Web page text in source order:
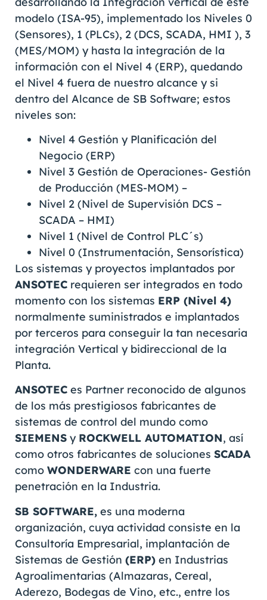
modelo (ISA-95), implementado los Niveles 0
(Sensores), 1 (PLCs), 2 (DCS, SCADA, HMI ), 3
(MES/MOM) y hasta la integración de la
información con el Nivel 4 (ERP), quedando
el Nivel 4 fuera de nuestro alcance y si
dentro del Alcance de SB Software; estos
niveles son:
Nivel 4 Gestión y Planificación del
Negocio (ERP)
Nivel 3 Gestión de Operaciones- Gestión
de Producción (MES-MOM) –
Nivel 2 (Nivel de Supervisión DCS –
SCADA – HMI)
Nivel 1 (Nivel de Control PLC´s)
Nivel 0 (Instrumentación, Sensorística)
Los sistemas y proyectos implantados por
ANSOTEC requieren ser integrados en todo
momento con los sistemas ERP (Nivel 4)
normalmente suministrados e implantados
por terceros para conseguir la tan necesaria
integración Vertical y bidireccional de la
Planta.
ANSOTEC es Partner reconocido de algunos
de los más prestigiosos fabricantes de
sistemas de control del mundo como
SIEMENS y ROCKWELL AUTOMATION, así
como otros fabricantes de soluciones SCADA
como WONDERWARE con una fuerte
penetración en la Industria.
SB SOFTWARE, es una moderna
organización, cuya actividad consiste en la
Consultoría Empresarial, implantación de
Sistemas de Gestión (ERP) en Industrias
Agroalimentarias (Almazaras, Cereal,
Aderezo, Bodegas de Vino, etc., entre los